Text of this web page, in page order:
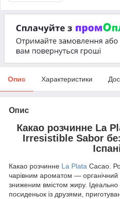
Опис Характеристики
Опис
Какао розчинне La
Irresistible Sabor
Какао розчинне La Plata Cacao.
чарівним ароматом — органічний
зниженим вмістом жиру. Ідеально
посиденьок із друзями,